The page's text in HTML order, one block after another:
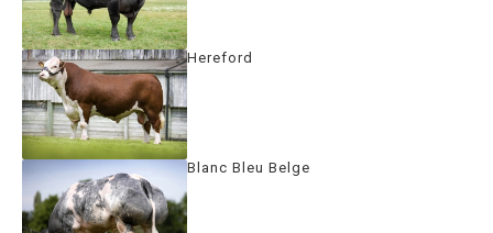
Hereford
Blanc Bleu Belge